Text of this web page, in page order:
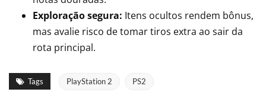
Exploração segura: Itens ocultos rendem bônus,
mas avalie risco de tomar tiros extra ao sair da
rota principal.
Tags PlayStation 2 PS2